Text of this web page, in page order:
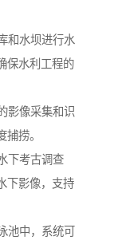
和水坝进行水
保水利工程的
影像采集和识
捞。
下考古调查
下影像，支持
池中，系统可